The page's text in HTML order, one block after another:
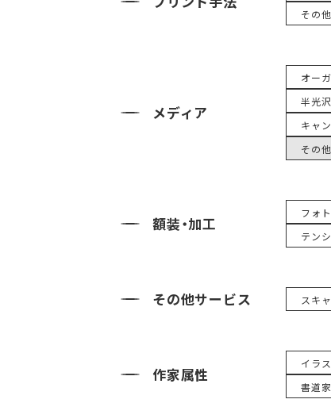
その
メディア
オー
半光
キャ
その
額装・加工
フォ
テン
その他サービス スキ
作家属性
イラ
書道家